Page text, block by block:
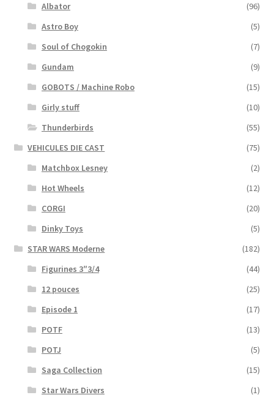
Albator
(96)
Astro Boy
(5)
Soul of Chogokin
(7)
Gundam
(9)
GOBOTS / Machine Robo
(15)
Girly stuff
(10)
Thunderbirds
(55)
VEHICULES DIE CAST
(75)
Matchbox Lesney
(2)
Hot Wheels
(12)
CORGI
(20)
Dinky Toys
(5)
STAR WARS Moderne
(182)
Figurines 3″3/4
(44)
12 pouces
(25)
Episode 1
(17)
POTF
(13)
POTJ
(5)
Saga Collection
(15)
Star Wars Divers
(1)